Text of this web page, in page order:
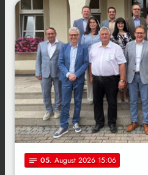
notes 05. August 2026 15:06